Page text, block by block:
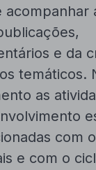
acompanhar
e da
temáticos.
as
com
e com o